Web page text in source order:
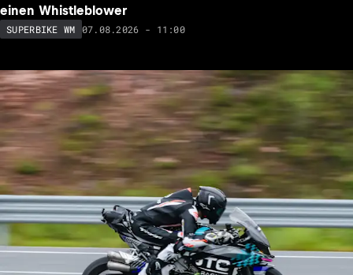
einen Whistleblower
SUPERBIKE WM 07.08.2026 - 11:00